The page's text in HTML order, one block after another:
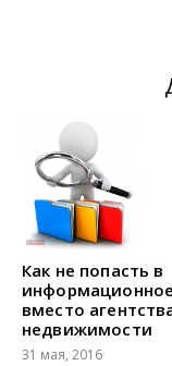
Как не попасть в
вместо
недвижимости
31 мая, 2016